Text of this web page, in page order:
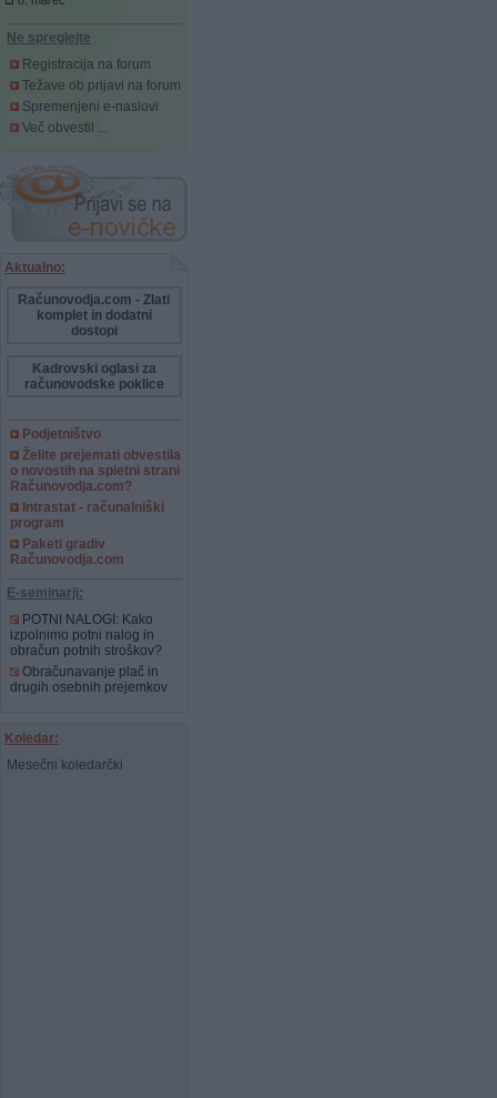
Ne spreglejte
Registracija na forum
Težave ob prijavi na forum
Spremenjeni e-naslovi
Več obvestil ...
Aktualno:
Računovodja.com - Zlati
komplet in dodatni
dostopi
Kadrovski oglasi za
računovodske poklice
Podjetništvo
Želite prejemati obvestila
o novostih na spletni strani
Računovodja.com?
Intrastat - računalniški
program
Paketi gradiv
Računovodja.com
E-seminarji:
POTNI NALOGI: Kako
izpolnimo potni nalog in
obračun potnih stroškov?
Obračunavanje plač in
drugih osebnih prejemkov
Koledar:
Mesečni koledarčki